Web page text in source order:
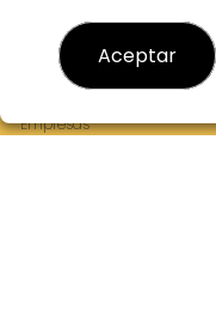
¿Quiénes somos?
Comprar lotería
Resultados
Empresas
Aceptar